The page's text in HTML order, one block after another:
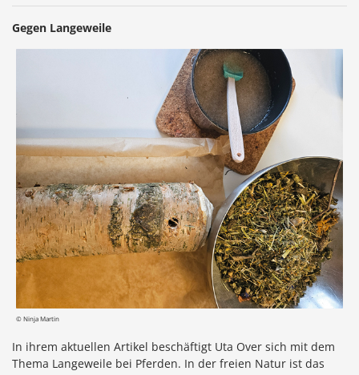
Gegen Langeweile
© Ninja Martin
In ihrem aktuellen Artikel beschäftigt Uta Over sich mit dem
Thema Langeweile bei Pferden. In der freien Natur ist das